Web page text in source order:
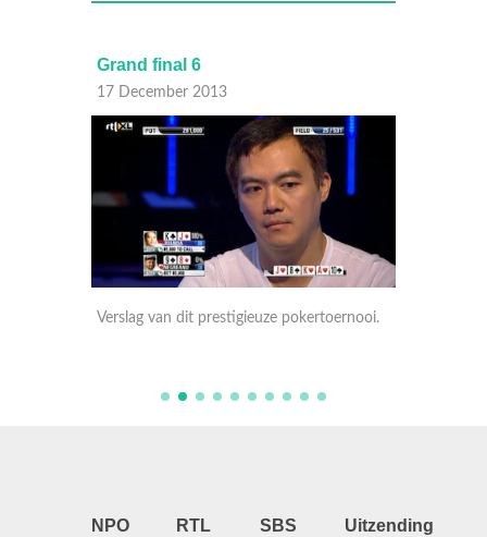
Grand final 6
17 December 2013
Verslag van dit prestigieuze pokertoernooi.
NPO
RTL
SBS
Uitzending